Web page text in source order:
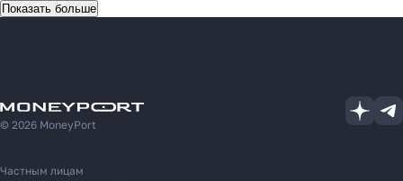
Показать больше
© 2026 MoneyPort
Частным лицам